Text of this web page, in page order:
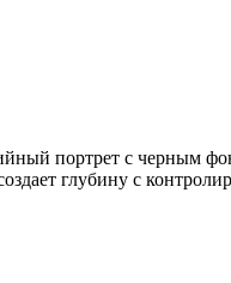
портрет с черным
глубину с